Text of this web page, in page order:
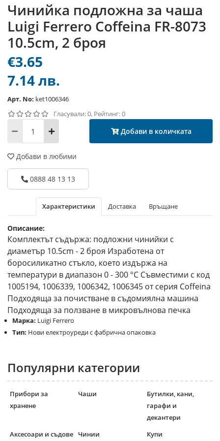
Чинийка подложна за чаша
Luigi Ferrero Coffeina FR-8073
10.5cm, 2 броя
€3.65
7.14 лв.
Арт. No: ket1006346
Гласували: 0, Рейтинг: 0
Добави в количката
Добави в любими
0888 48 13 13
Характеристики Доставка Връщане
Описание:
Комплектът съдържа: подложни чинийки с
диаметър 10.5cm - 2 броя Изработена от
боросиликатно стъкло, което издържа на
температури в диапазон 0 - 300 °С Съвместими с код
1005194, 1006339, 1006342, 1006345 от серия Coffeina
Подходяща за почистване в съдомиялна машина
Подходяща за ползване в микровълнова печка
Марка: Luigi Ferrero
Тип: Нови електроуреди с фабрична опаковка
Популярни категории
Прибори за
хранене
Чаши
Бутилки, кани,
гарафи и
декантери
Аксесоари и съдове Чинии Купи